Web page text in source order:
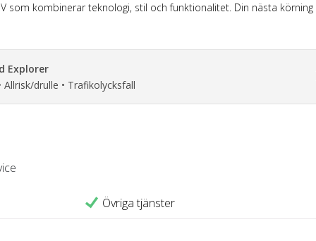
som kombinerar teknologi, stil och funktionalitet. Din nästa körning
Explorer
drulle • Trafikolycksfall
Övriga tjänster